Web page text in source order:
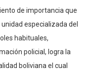
de importancia que
especializada del
habituales,
policial, logra la
boliviana el cual